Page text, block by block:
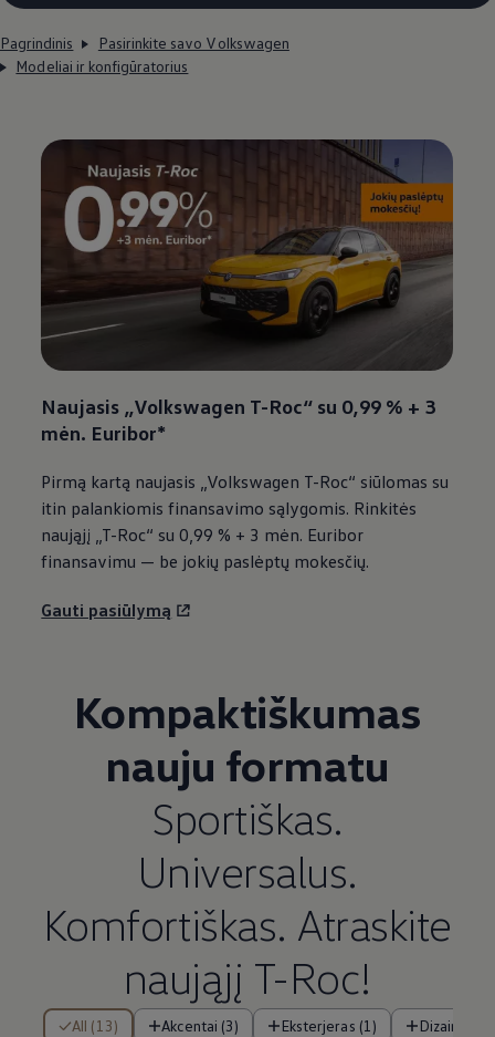
Pagrindinis
Pasirinkite savo Volkswagen
Modeliai ir konfigūratorius
Naujasis „Volkswagen T-Roc“ su 0,99 % + 3
mėn. Euribor*
Pirmą kartą naujasis „Volkswagen T-Roc“ siūlomas su
itin palankiomis finansavimo sąlygomis. Rinkitės
naująjį „T-Roc“ su 0,99 % + 3 mėn. Euribor
finansavimu — be jokių paslėptų mokesčių.
Gauti pasiūlymą
Kompaktiškumas
nauju formatu
Sportiškas.
Universalus.
Komfortiškas. Atraskite
naująjį T-Roc!
All (13) Akcentai (3) Eksterjeras (1) Dizainas (2)
iš Elemento